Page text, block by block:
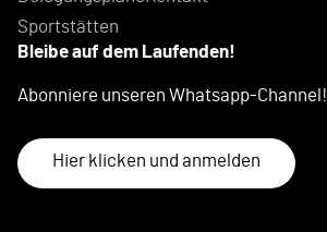
Sportstätten
Bleibe auf dem Laufenden!
Abonniere unseren Whatsapp-Channel!
Hier klicken und anmelden